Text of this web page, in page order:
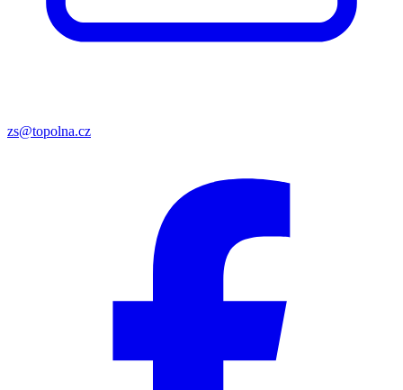
zs@topolna.cz